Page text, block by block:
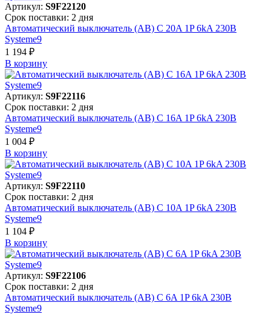
Артикул: S9F22120
Срок поставки: 2 дня
Автоматический выключатель (АВ) C 20A 1P 6kA 230В
Systeme9
1 194 ₽
В корзинy
Артикул: S9F22116
Срок поставки: 2 дня
Автоматический выключатель (АВ) C 16A 1P 6kA 230В
Systeme9
1 004 ₽
В корзинy
Артикул: S9F22110
Срок поставки: 2 дня
Автоматический выключатель (АВ) C 10A 1P 6kA 230В
Systeme9
1 104 ₽
В корзинy
Артикул: S9F22106
Срок поставки: 2 дня
Автоматический выключатель (АВ) C 6A 1P 6kA 230В
Systeme9